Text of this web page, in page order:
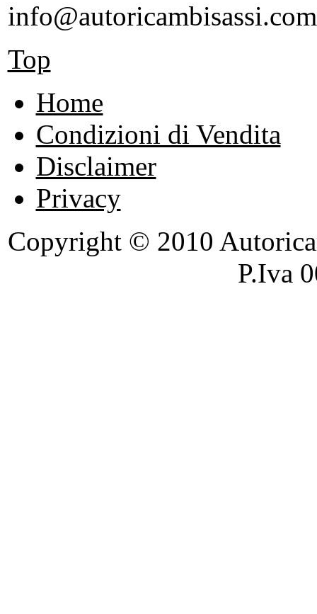
info@autoricambisassi.com
Top
Home
Condizioni di Vendita
Disclaimer
Privacy
Copyright © 2010
P.Iva